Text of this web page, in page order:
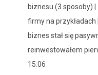
biznesu (3 sposoby)
firmy na przykładach
biznes stał się
reinwestowałem
15:06